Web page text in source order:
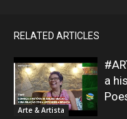
RELATED ARTICLES
Arte & Artista
a